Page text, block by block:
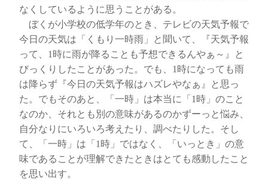
なくしているように思うことがある。
ぼくが小学校の低学年のとき、テレビの天気予報で
今日の天気は「くもり一時雨」と聞いて、『天気予報
って、1時に雨が降ることも予想できるんやぁ～』と
びっくりしたことがあった。でも、1時になっても雨
は降らず『今日の天気予報はハズレやなぁ』と思っ
た。でもそのあと、「一時」は本当に「1時」のこと
なのか、それとも別の意味があるのかずーっと悩み、
自分なりにいろいろ考えたり、調べたりした。そし
て、「一時」は「1時」ではなく、「いっとき」の意
味であることが理解できたときはとても感動したこと
を思い出す。